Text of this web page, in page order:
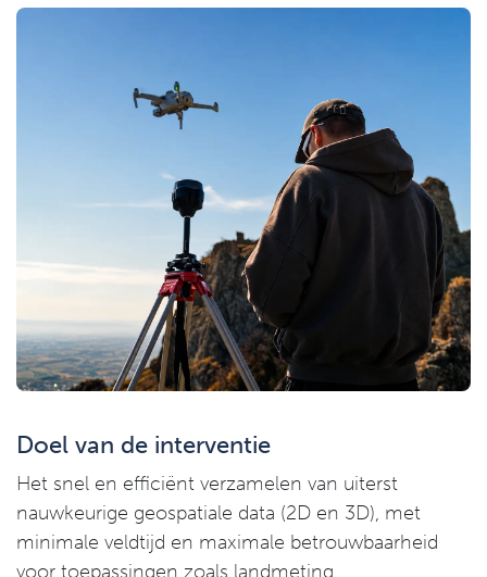
Doel van de interventie
Het snel en efficiënt verzamelen van uiterst
nauwkeurige geospatiale data (2D en 3D), met
minimale veldtijd en maximale betrouwbaarheid
voor toepassingen zoals landmeting,